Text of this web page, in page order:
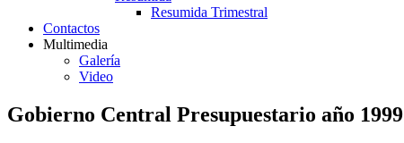
Resumida Trimestral
Contactos
Multimedia
Galería
Video
Gobierno Central Presupuestario año 1999